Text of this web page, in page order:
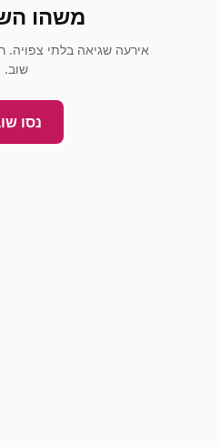
משהו
אירעה שגיאה בלתי צפויה.
שוב.
נסו